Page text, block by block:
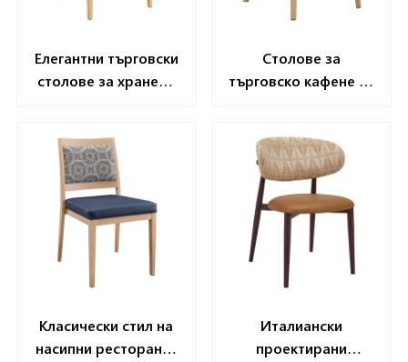
Елегантни търговски
столове за хранене
Столове за
търговско кафене от
Класически стил на
насипни ресторанти
Италиански
проектирани